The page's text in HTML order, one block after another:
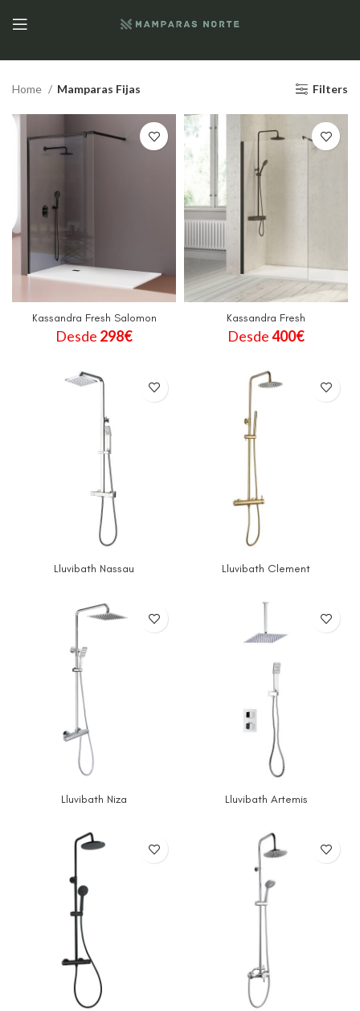
Home Mamparas Fijas Filters
Kassandra Fresh Salomon
Desde 298€
Kassandra Fresh
Desde400€
Lluvibath Nassau Lluvibath Clement
Lluvibath Niza Lluvibath Artemis